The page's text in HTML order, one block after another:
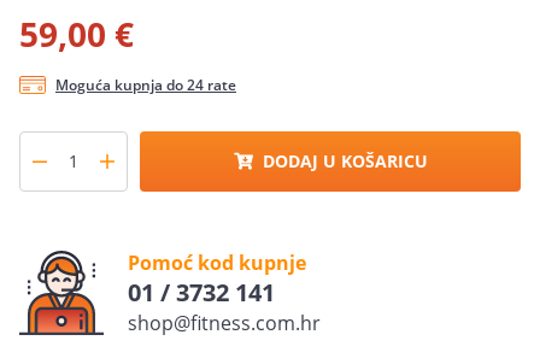
59,00 €
Moguća kupnja do 24 rate
DODAJ U KOŠARICU
Pomoć kod kupnje
01 / 3732 141
shop@fitness.com.hr